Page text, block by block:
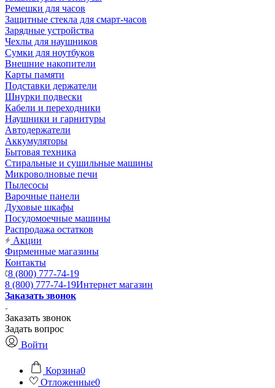
Ремешки для часов
Защитные стекла для смарт-часов
Зарядные устройства
Чехлы для наушников
Сумки для ноутбуков
Внешние накопители
Карты памяти
Подставки держатели
Шнурки подвески
Кабели и переходники
Наушники и гарнитуры
Автодержатели
Аккумуляторы
Бытовая техника
Стиральные и сушильные машины
Микроволновые печи
Пылесосы
Варочные панели
Духовые шкафы
Посудомоечные машины
Распродажа остатков
Акции
Фирменные магазины
Контакты
8 (800) 777-74-19
8 (800) 777-74-19Интернет магазин
Заказать звонок
Заказать звонок
Задать вопрос
Войти
Корзина0
Отложенные0